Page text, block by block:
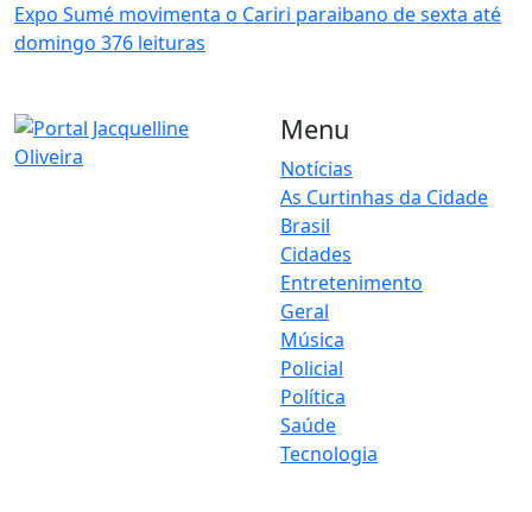
Expo Sumé movimenta o Cariri paraibano de sexta até
domingo 376 leituras
Menu
Notícias
As Curtinhas da Cidade
Brasil
Cidades
Entretenimento
Geral
Música
Policial
Política
Saúde
Tecnologia